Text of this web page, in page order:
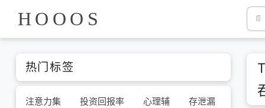
HOOOS
热门标签
注意力集 投资回报率 心理辅 存泄漏